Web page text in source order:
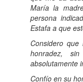
María la
persona
Estafa a que
Considero
honradez,
absolutamente
Confío en su